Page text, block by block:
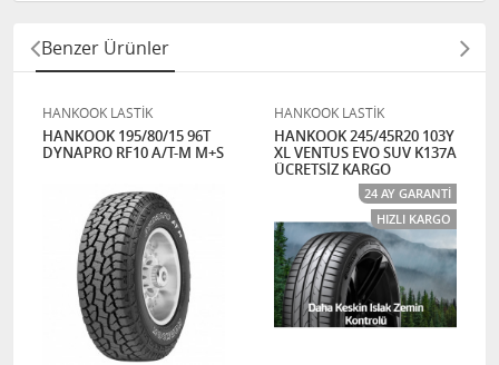
Benzer Ürünler
HANKOOK LASTİK
HANKOOK 195/80/15 96T
DYNAPRO RF10 A/T-M M+S
HANKOOK LASTİK
HANKOOK 245/45R20 103Y
XL VENTUS EVO SUV K137A
ÜCRETSİZ KARGO
24 AY GARANTI
HIZLI KARGO